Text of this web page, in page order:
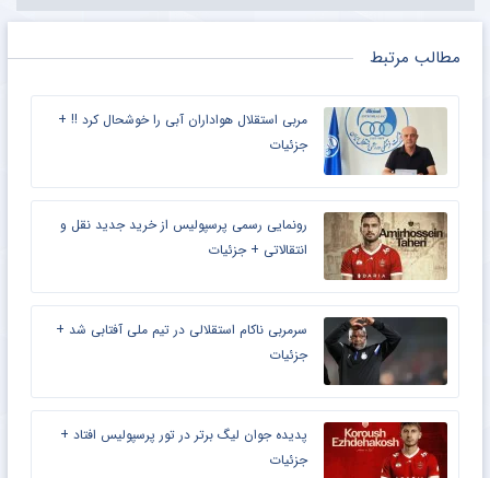
مطالب مرتبط
مربی استقلال هواداران آبی را خوشحال کرد !! +
جزئیات
رونمایی رسمی پرسپولیس از خرید جدید نقل و
انتقالاتی + جزئیات
سرمربی ناکام استقلالی در تیم ملی آفتابی شد +
جزئیات
پدیده جوان لیگ برتر در تور پرسپولیس افتاد +
جزئیات